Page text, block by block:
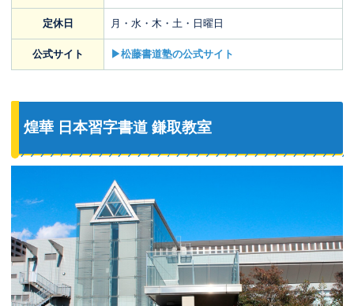
定休日 月・水・木・土・日曜日
公式サイト ▶松藤書道塾の公式サイト
煌華 日本習字書道 鎌取教室